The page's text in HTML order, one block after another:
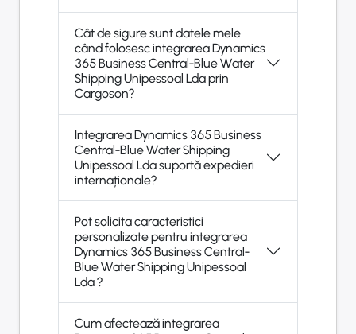
Cât de sigure sunt datele mele
când folosesc integrarea Dynamics
365 Business Central-Blue Water
Shipping Unipessoal Lda prin
Cargoson?
Integrarea Dynamics 365 Business
Central-Blue Water Shipping
Unipessoal Lda suportă expedieri
internaționale?
Pot solicita caracteristici
personalizate pentru integrarea
Dynamics 365 Business Central-
Blue Water Shipping Unipessoal
Lda ?
Cum afectează integrarea